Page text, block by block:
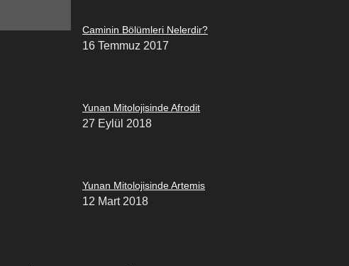
Caminin Bölümleri Nelerdir?
16 Temmuz 2017
Yunan Mitolojisinde Afrodit
27 Eylül 2018
Yunan Mitolojisinde Artemis
12 Mart 2018